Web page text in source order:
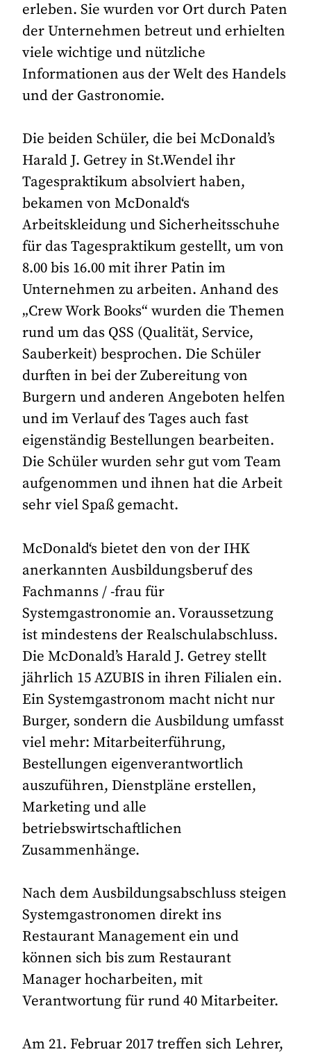
erleben. Sie wurden vor Ort durch Paten
der Unternehmen betreut und erhielten
viele wichtige und nützliche
Informationen aus der Welt des Handels
und der Gastronomie.
Die beiden Schüler, die bei McDonald’s
Harald J. Getrey in St.Wendel ihr
Tagespraktikum absolviert haben,
bekamen von McDonald‘s
Arbeitskleidung und Sicherheitsschuhe
für das Tagespraktikum gestellt, um von
8.00 bis 16.00 mit ihrer Patin im
Unternehmen zu arbeiten. Anhand des
„Crew Work Books“ wurden die Themen
rund um das QSS (Qualität, Service,
Sauberkeit) besprochen. Die Schüler
durften in bei der Zubereitung von
Burgern und anderen Angeboten helfen
und im Verlauf des Tages auch fast
eigenständig Bestellungen bearbeiten.
Die Schüler wurden sehr gut vom Team
aufgenommen und ihnen hat die Arbeit
sehr viel Spaß gemacht.
McDonald‘s bietet den von der IHK
anerkannten Ausbildungsberuf des
Fachmanns / -frau für
Systemgastronomie an. Voraussetzung
ist mindestens der Realschulabschluss.
Die McDonald’s Harald J. Getrey stellt
jährlich 15 AZUBIS in ihren Filialen ein.
Ein Systemgastronom macht nicht nur
Burger, sondern die Ausbildung umfasst
viel mehr: Mitarbeiterführung,
Bestellungen eigenverantwortlich
auszuführen, Dienstpläne erstellen,
Marketing und alle
betriebswirtschaftlichen
Zusammenhänge.
Nach dem Ausbildungsabschluss steigen
Systemgastronomen direkt ins
Restaurant Management ein und
können sich bis zum Restaurant
Manager hocharbeiten, mit
Verantwortung für rund 40 Mitarbeiter.
Am 21. Februar 2017 treffen sich Lehrer,